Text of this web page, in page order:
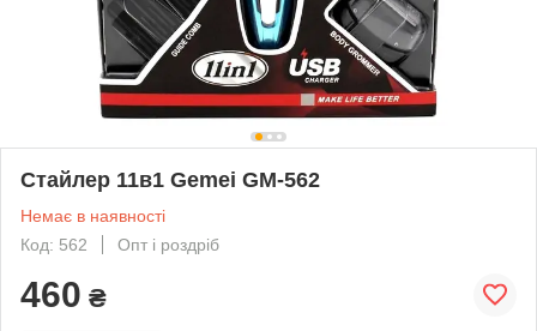
Стайлер 11в1 Gemei GM-562
Немає в наявності
Код: 562
Опт і роздріб
460 ₴